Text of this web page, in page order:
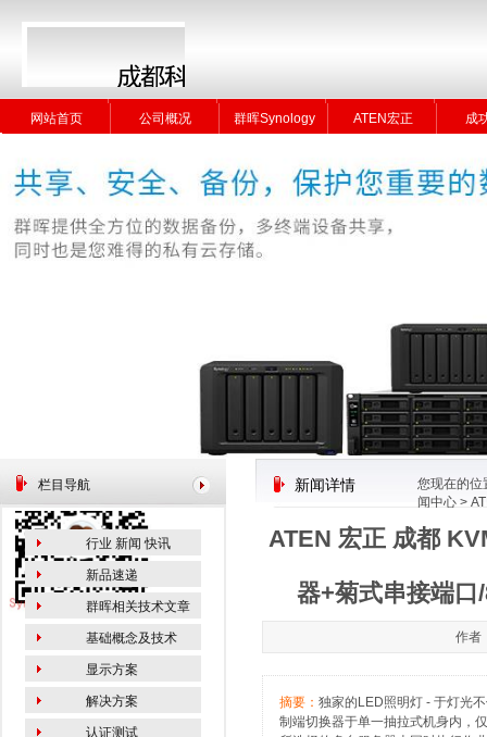
网站首页 公司概况 群晖Synology ATEN宏正 成
网站首页 公司概况 群晖Synology ATEN宏正 成
新闻详情
您现在的位
闻中心 >
栏目导航
行业 新闻 快讯
新品速递
群晖相关技术文章
基础概念及技术
显示方案
解决方案
认证测试
ATEN 宏正 成都
器+菊式串接端
作者
摘要： 独家的LED照明灯 - 于灯光
制端切换器于单一抽拉式机身内，